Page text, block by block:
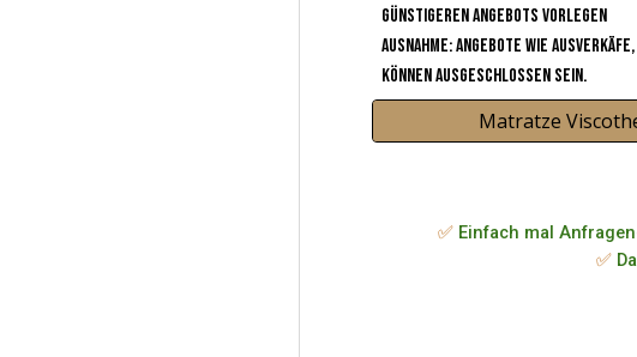
günstigeren Angebots vorlegen
Ausnahme: Angebote wie
können ausgeschlossen sein.
Matratze
✅ Einfach mal
✅